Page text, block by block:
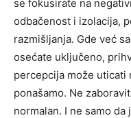
se fokusirate na
odbačenost i izolacija,
razmišljanja. Gde već
osećate uključeno,
percepcija može uticati
ponašamo. Ne
normalan. I ne samo